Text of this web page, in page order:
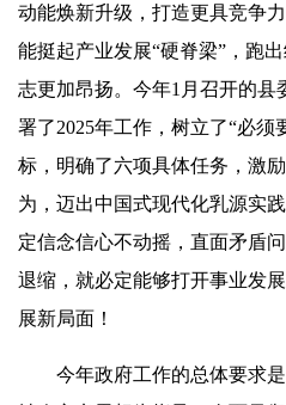
动能焕新升级，打造更具竞争
能挺起产业发展“硬脊梁”，跑出
志更加昂扬。今年1月召开的县
署了2025年工作，树立了“必须
标，明确了六项具体任务，激
为，迈出中国式现代化乳源实
定信念信心不动摇，直面矛盾
退缩，就必定能够打开事业发
展新局面！
今年政府工作的总体要求是